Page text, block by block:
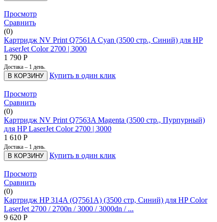
Просмотр
Сравнить
(0)
Картридж NV Print Q7561A Cyan (3500 стр., Синий) для HP
LaserJet Color 2700 | 3000
1 790 Р
Достака – 1 день.
В КОРЗИНУ Купить в один клик
Просмотр
Сравнить
(0)
Картридж NV Print Q7563A Magenta (3500 стр., Пурпурный)
для HP LaserJet Color 2700 | 3000
1 610 Р
Достака – 1 день.
В КОРЗИНУ Купить в один клик
Просмотр
Сравнить
(0)
Картридж HP 314A (Q7561A) (3500 стр, Синий) для HP Color
LaserJet 2700 / 2700n / 3000 / 3000dn / ...
9 620 Р